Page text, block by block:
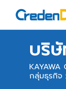
บริ
KAYAWA
กลุ่มธุรกิจ